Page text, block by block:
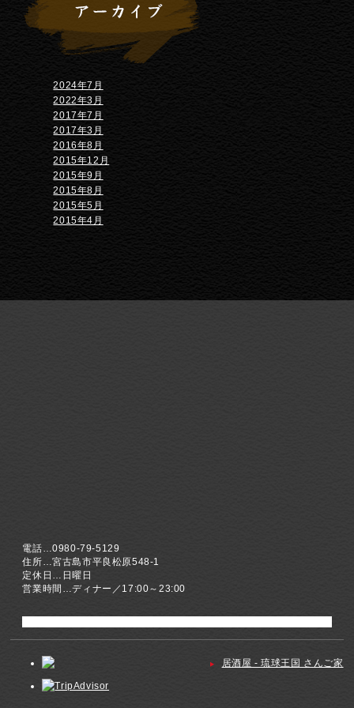
2024年7月
2022年3月
2017年7月
2017年3月
2016年8月
2015年12月
2015年9月
2015年8月
2015年5月
2015年4月
電話…0980-79-5129
住所…宮古島市平良松原548-1
定休日…日曜日
営業時間…ディナー／17:00～23:00
居酒屋 - 琉球王国 さんご家